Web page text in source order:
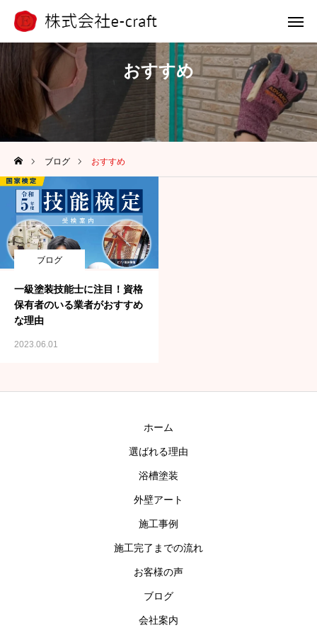
おすすめ
ブログ おすすめ
ブログ
一級塗装技能士に注目！資格
保有者のいる業者がおすすめ
な理由
2023.06.01
ホーム
選ばれる理由
浴槽塗装
外壁アート
施工事例
施工完了までの流れ
お客様の声
ブログ
会社案内
電話 問合せ LINE 問合せ
メール 問合せ
ホーム
選ばれる理由
浴槽塗装
外壁アート
会社案内
お問い合わせ